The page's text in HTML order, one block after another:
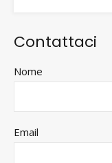
Contattaci
Nome
Email